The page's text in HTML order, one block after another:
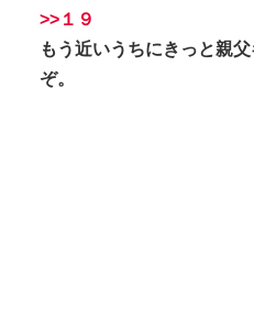
>>１９
もう近いうちにきっと親
ぞ。